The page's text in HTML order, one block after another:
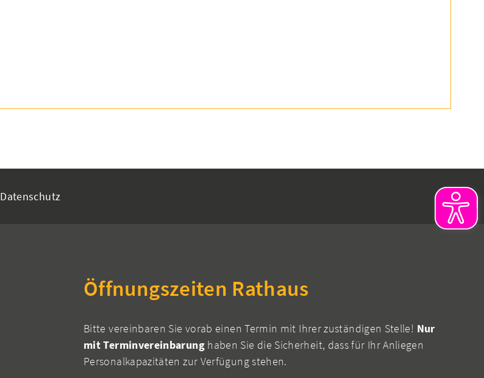
Datenschutz
Öffnungszeiten Rathaus
Bitte vereinbaren Sie vorab einen Termin mit Ihrer zuständigen Stelle! Nur
mit Terminvereinbarunghaben Sie die Sicherheit, dass für Ihr Anliegen
Personalkapazitäten zur Verfügung stehen.